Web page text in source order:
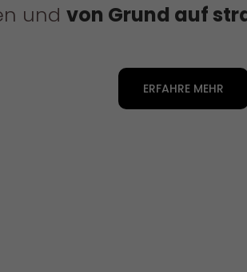
und von Grund auf
ERFAHRE MEHR